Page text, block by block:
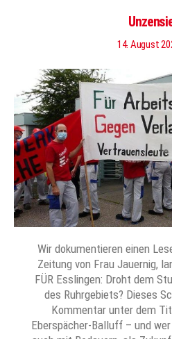
14. August
Wir dokumentieren einen
Zeitung von Frau Jauernig,
FÜR Esslingen: Droht dem
des Ruhrgebiets? Dieses
Kommentar unter dem
Eberspächer-Balluff – und